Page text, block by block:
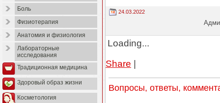
Боль
Физиотерапия
Анатомия и физиология
Лабораторные
исследования
Традиционная медицина
Здоровый образ жизни
Косметология
24.03.2022
Loading...
Share |
Вопросы, ответы,